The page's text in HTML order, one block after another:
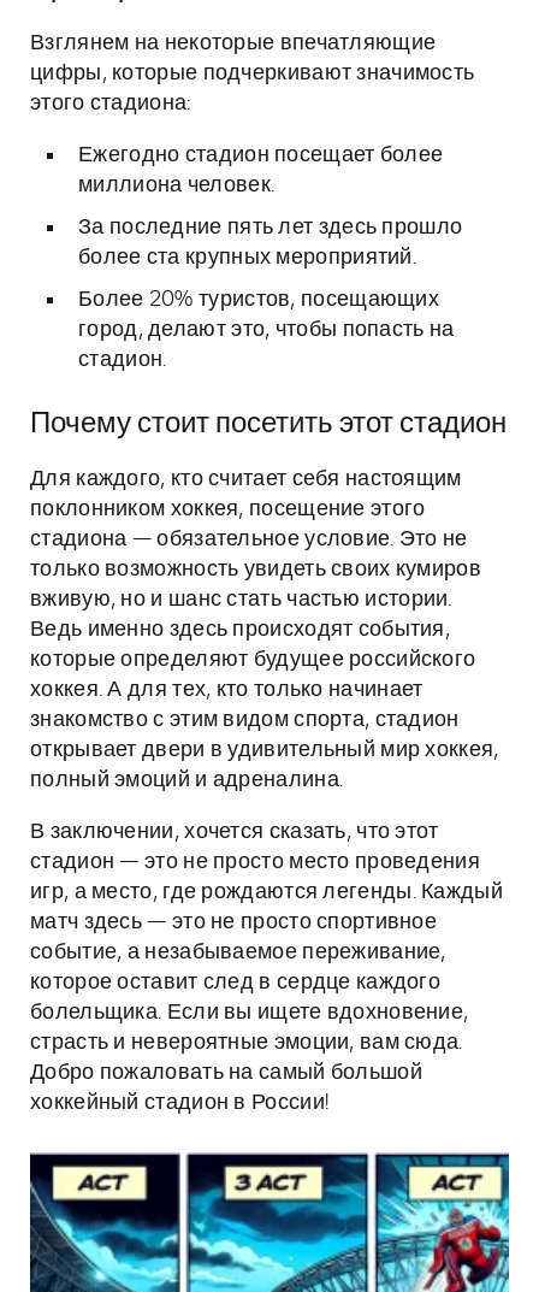
Взглянем на некоторые впечатляющие
цифры, которые подчеркивают значимость
этого стадиона:
Ежегодно стадион посещает более
миллиона человек.
За последние пять лет здесь прошло
более ста крупных мероприятий.
Более 20% туристов, посещающих
город, делают это, чтобы попасть на
стадион.
Почему стоит посетить этот стадион
Для каждого, кто считает себя настоящим
поклонником хоккея, посещение этого
стадиона — обязательное условие. Это не
только возможность увидеть своих кумиров
вживую, но и шанс стать частью истории.
Ведь именно здесь происходят события,
которые определяют будущее российского
хоккея. А для тех, кто только начинает
знакомство с этим видом спорта, стадион
открывает двери в удивительный мир хоккея,
полный эмоций и адреналина.
В заключении, хочется сказать, что этот
стадион — это не просто место проведения
игр, а место, где рождаются легенды. Каждый
матч здесь — это не просто спортивное
событие, а незабываемое переживание,
которое оставит след в сердце каждого
болельщика. Если вы ищете вдохновение,
страсть и невероятные эмоции, вам сюда.
Добро пожаловать на самый большой
хоккейный стадион в России!